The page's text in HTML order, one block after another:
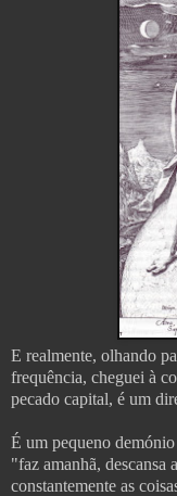
E realmente, olhando
frequência, cheguei à
pecado capital, é um
É um pequeno
"faz amanhã, descansa
constantemente as